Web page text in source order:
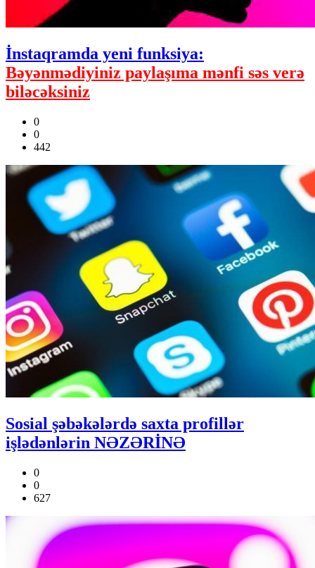
İnstaqramda yeni funksiya:
Bəyənmədiyiniz paylaşıma mənfi səs verə
biləcəksiniz
0
0
442
Sosial şəbəkələrdə saxta profillər
işlədənlərin NƏZƏRİNƏ
0
0
627